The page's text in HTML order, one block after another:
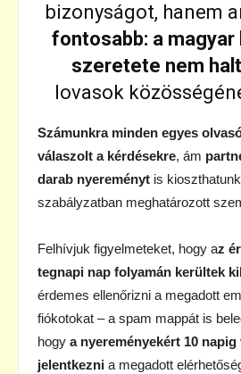
bizonyságot, hanem
fontosabb: a
szeretete nem
lovasok
Számunkra minden egyes
válaszolt a kérdésekre, ám
darab nyereményt is
szabályzatban meghatározott
Felhívjuk figyelmeteket, hogy az
tegnapi nap folyamán kerültek
érdemes ellenőrizni a megadott
fiókotokat – a spam mappát is
hogy a nyereményekért 10
jelentkezni a megadott